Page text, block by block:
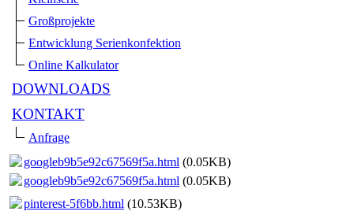
Großprojekte
Entwicklung Serienkonfektion
Online Kalkulator
DOWNLOADS
KONTAKT
Anfrage
googleb9b5e92c67569f5a.html (0.05KB)
googleb9b5e92c67569f5a.html (0.05KB)
pinterest-5f6bb.html (10.53KB)